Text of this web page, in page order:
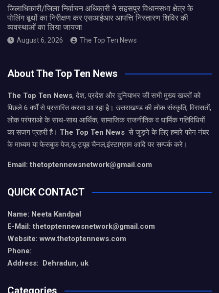
जिलाधिकारी/जिला निर्वाचन अधिकारी ने सहसपुर विधानसभा क्षेत्र के
पोलिंग बूथों का निरीक्षण कर एसआईआर आपत्ति निस्तारण शिविर की
व्यवस्थाओं का लिया जायजा
August 6, 2026 The Top Ten News
About The Top Ten News
The Top Ten News, देश, प्रदेश और दुनियाभर की सभी मुख्य खबरों को
पिछले 6 वर्षों से प्रसारित करता आ रहा है। उत्तराखण्ड की लोक संस्कृति, विरासतों,
लोक परंपराओ के साथ-साथ आर्थिक, सामाजिक राजनीतिक व धार्मिक गतिविधियों
का सजग प्रहरी है। The Top Ten News से जुड़ने के लिए हमारे फोन नंबर
के माध्यम या फेसबुक पेज,यू-ट्यूब चैनल,इंस्टाग्राम आदि पर सम्पर्क करे।
Email: thetoptennewsnetwork@gmail.com
QUICK CONTACT
Name: Neeta Kandpal
E-Mail: thetoptennewsnetwork@gmail.com
Website: www.thetoptennews.com
Phone:
Address: Dehradun, uk
Categories